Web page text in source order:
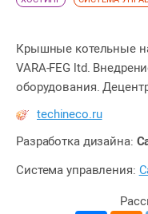
Крышные котельные
VARA-FEG ltd.
оборудования.
techineco.ru
Разработка дизайна:
Система управления: